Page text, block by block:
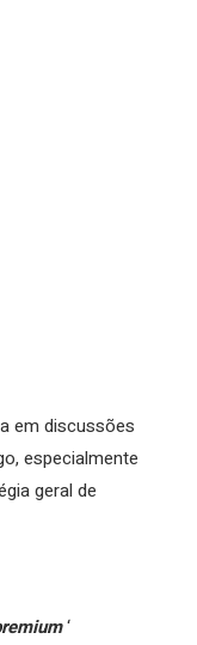
em discussões
especialmente
geral de
‘